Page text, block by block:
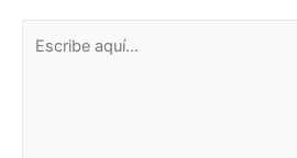
aquí...